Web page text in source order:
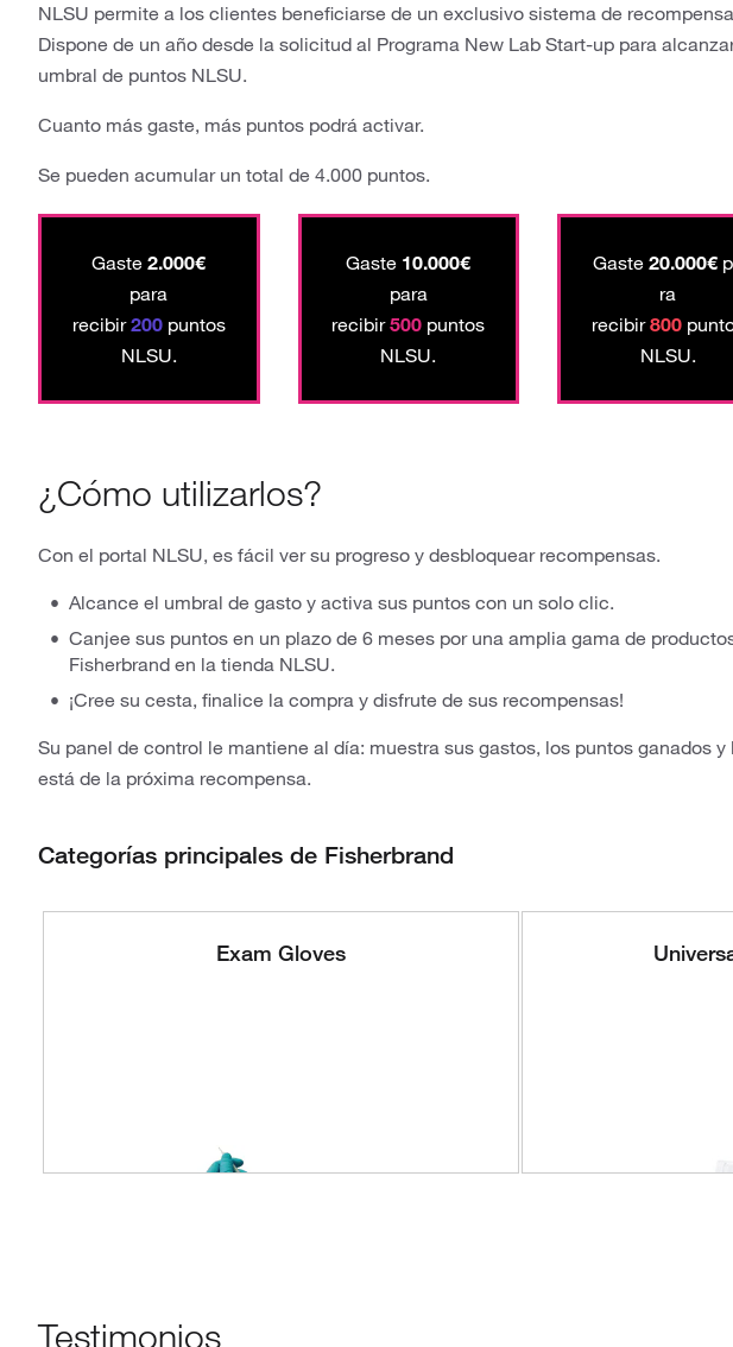
NLSU permite a los clientes beneficiarse de un exclusivo sistema de
Dispone de un año desde la solicitud al Programa New Lab Start-up para
umbral de puntos NLSU.
Cuanto más gaste, más puntos podrá activar.
Se pueden acumular un total de 4.000 puntos.
Gaste2.000€
para
recibir200puntos
NLSU.
Gaste 10.000€
para
recibir500 puntos
NLSU.
Gaste 20.000€
ra
recibir800
NLSU.
¿Cómo utilizarlos?
Con el portal NLSU, es fácil ver su progreso y desbloquear recompensas.
Alcance el umbral de gasto y activa sus puntos con un solo clic.
Canjee sus puntos en un plazo de 6 meses por una amplia gama de
Fisherbrand en la tienda NLSU.
¡Cree su cesta, finalice la compra y disfrute de sus recompensas!
Su panel de control le mantiene al día: muestra sus gastos, los puntos ganados y
está de la próxima recompensa.
Categorías principales de Fisherbrand
Exam Gloves
Testimonios